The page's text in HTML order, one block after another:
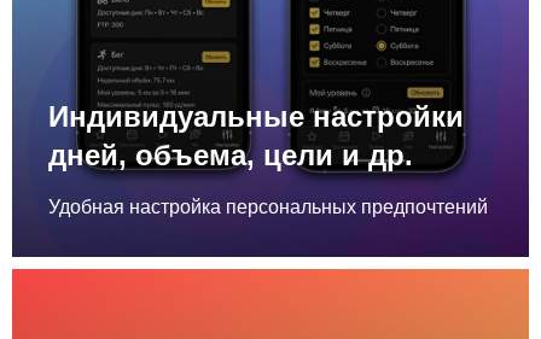
Индивидуальные настройки
дней, объема, цели и др.
Удобная настройка персональных предпочтений